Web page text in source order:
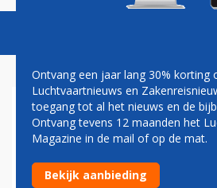
LANDEN
EMISSIEPLAN ICAO
Ontvang een jaar lang 30% korting
Luchtvaartnieuws en
toegang tot al het nieuws en de
Ontvang tevens 12 maanden het
Magazine in de mail of op de mat.
Bekijk aanbieding